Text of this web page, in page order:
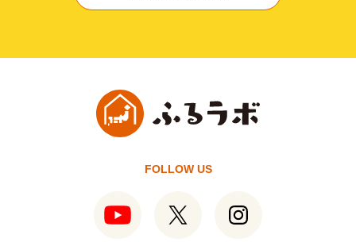
FOLLOW US